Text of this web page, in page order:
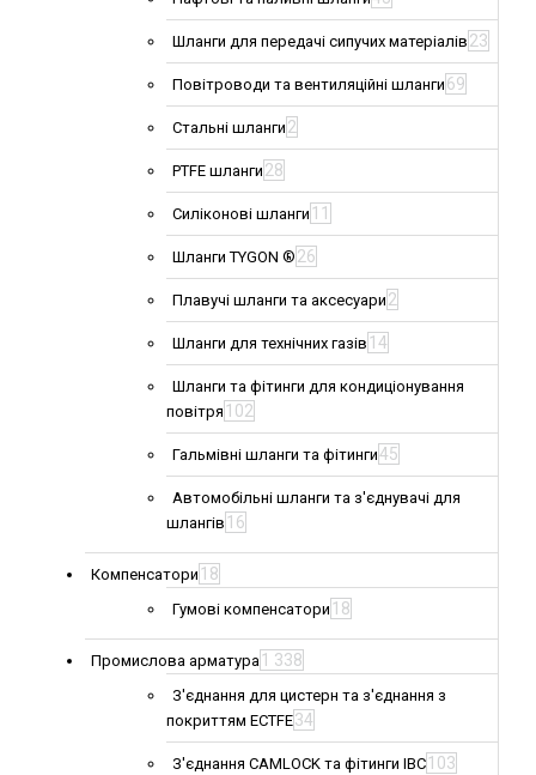
Шланги для передачі сипучих матеріалів 23
Повітроводи та вентиляційні шланги 69
Стальні шланги 2
PTFE шланги 28
Силіконові шланги 11
Шланги TYGON ® 26
Плавучі шланги та аксесуари 2
Шланги для технічних газів 14
Шланги та фітинги для кондиціонування
повітря 102
Гальмівні шланги та фітинги45
Автомобільні шланги та з'єднувачі для
шлангів 16
Компенсатори 18
Гумові компенсатори 18
Промислова арматура 1 338
З'єднання для цистерн та з'єднання з
покриттям ECTFE34
З'єднання CAMLOCK та фітинги IBC 103